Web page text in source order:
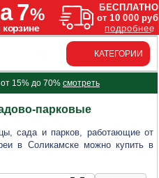
КАТЕГОРИИ
15% до 70% смотреть
парковые
сада и парков, работающие от
в Соликамске можно купить в